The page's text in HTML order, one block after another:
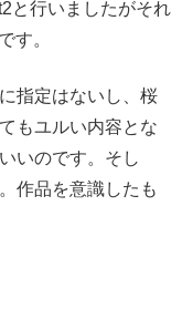
と行いましたがそれ
す。
指定はないし、桜
もユルい内容とな
いのです。そし
作品を意識したも